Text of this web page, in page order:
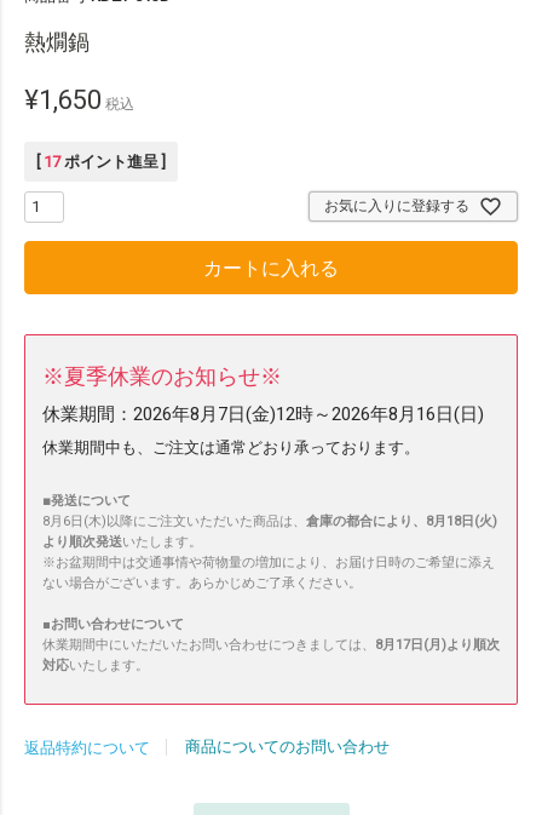
熱燗鍋
¥1,650 税込
[ 17 ポイント進呈 ]
お気に入りに登録する
カートに入れる
※夏季休業のお知らせ※
休業期間： 2026年8月7日(金)12時～2026年8月16日(日)
休業期間中も、ご注文は通常どおり承っております。
■発送について
8月6日(木)以降にご注文いただいた商品は、 倉庫の都合により、8月18日(火)
より順次発送いたします。
※お盆期間中は交通事情や荷物量の増加により、お届け日時のご希望に添え
ない場合がございます。あらかじめご了承ください。
■お問い合わせについて
休業期間中にいただいたお問い合わせにつきましては、 8月17日(月)より順次
対応いたします。
返品特約について 商品についてのお問い合わせ